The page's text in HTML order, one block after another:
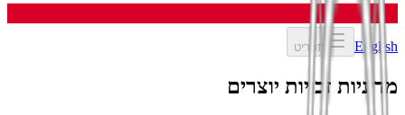
English תפריט
מדיניות זכויות יוצרים